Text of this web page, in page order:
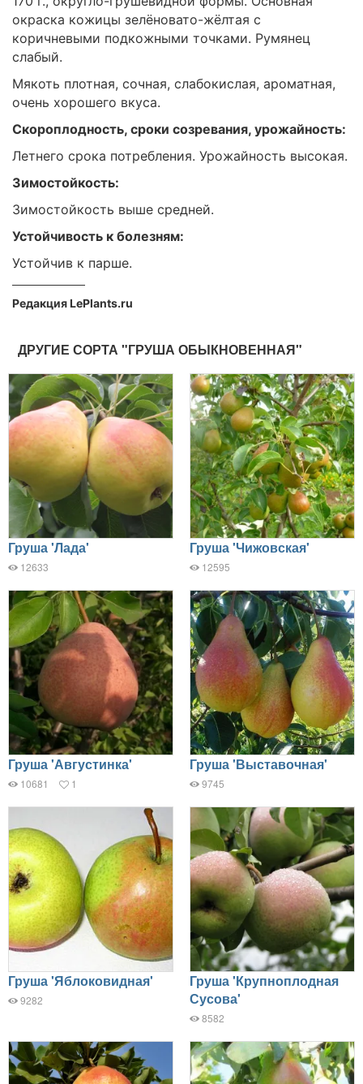
окраска кожицы зелёновато-жёлтая с
коричневыми подкожными точками. Румянец
слабый.
Мякоть плотная, сочная, слабокислая, ароматная,
очень хорошего вкуса.
Скороплодность, сроки созревания, урожайность:
Летнего срока потребления. Урожайность высокая.
Зимостойкость:
Зимостойкость выше средней.
Устойчивость к болезням:
Устойчив к парше.
Редакция LePlants.ru
ДРУГИЕ СОРТА "ГРУША ОБЫКНОВЕННАЯ"
Груша 'Лада'
12633
Груша 'Чижовская'
12595
Груша 'Августинка'
10681 1
Груша 'Выставочная'
9745
Груша 'Яблоковидная'
9282
Груша 'Крупноплодная
Сусова'
8582